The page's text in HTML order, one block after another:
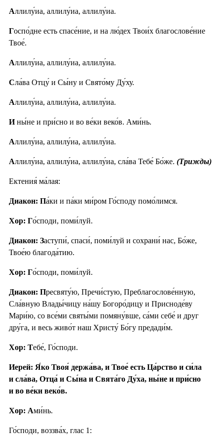
Аллилу́иа, аллилу́иа, аллилу́иа.
Госпо́дне есть спасе́ние, и на лю́дех Твои́х благослове́ние
Твое́.
Аллилу́иа, аллилу́иа, аллилу́иа.
Сла́ва Отцу́ и Сы́ну и Свято́му Ду́ху.
Аллилу́иа, аллилу́иа, аллилу́иа.
Ины́не и при́сно и во ве́ки веко́в. Ами́нь.
Аллилу́иа, аллилу́иа, аллилу́иа.
Аллилу́иа, аллилу́иа, аллилу́иа, сла́ва Тебе́ Бо́же. (Трижды)
Ектения́ ма́лая:
Диакон: Па́ки и па́ки ми́ром Го́споду помо́лимся.
Хор: Го́споди, поми́луй.
Диакон: Заступи́, спаси́, поми́луй и сохрани́ нас, Бо́же,
Твое́ю благода́тию.
Хор: Го́споди, поми́луй.
Диакон: Пресвяту́ю, Пречи́стую, Преблагослове́нную,
Сла́вную Влады́чицу на́шу Богоро́дицу и Присноде́ву
Мари́ю, со все́ми святы́ми помяну́вше, са́ми себе́ и друг
дру́га, и весь живо́т наш Христу́ Бо́гу предади́м.
Хор: Тебе́, Го́споди.
Иерей: Я́ко Твоя́ держа́ва, и Твое́ есть Ца́рство и си́ла
и сла́ва, Отца́ и Сы́на и Свята́го Ду́ха, ны́не и при́сно
и во ве́ки веко́в.
Хор: Ами́нь.
Го́споди, воззва́х, глас 1: